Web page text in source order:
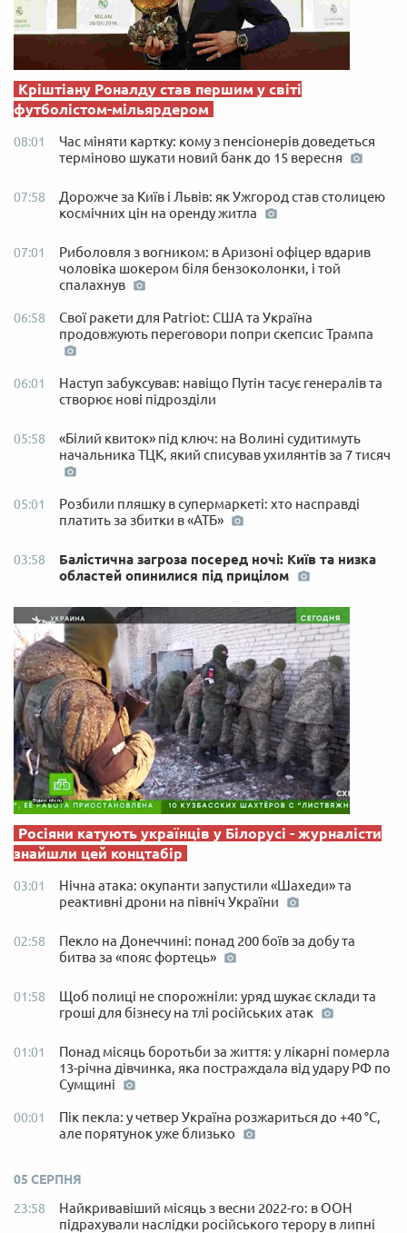
Кріштіану Роналду став першим у світі
футболістом-мільярдером
08:01
Час міняти картку: кому з пенсіонерів доведеться
терміново шукати новий банк до 15 вересня
07:58
Дорожче за Київ і Львів: як Ужгород став столицею
космічних цін на оренду житла
07:01
Риболовля з вогником: в Аризоні офіцер вдарив
чоловіка шокером біля бензоколонки, і той
спалахнув
06:58
Свої ракети для Patriot: США та Україна
продовжують переговори попри скепсис Трампа
06:01
Наступ забуксував: навіщо Путін тасує генералів та
створює нові підрозділи
05:58
«Білий квиток» під ключ: на Волині судитимуть
начальника ТЦК, який списував ухилянтів за 7 тисяч
05:01
Розбили пляшку в супермаркеті: хто насправді
платить за збитки в «АТБ»
03:58
Балістична загроза посеред ночі: Київ та низка
областей опинилися під прицілом
Росіяни катують українців у Білорусі - журналісти
знайшли цей концтабір
03:01
Нічна атака: окупанти запустили «Шахеди» та
реактивні дрони на північ України
02:58
Пекло на Донеччині: понад 200 боїв за добу та
битва за «пояс фортець»
01:58
Щоб полиці не спорожніли: уряд шукає склади та
гроші для бізнесу на тлі російських атак
01:01
Понад місяць боротьби за життя: у лікарні померла
13-річна дівчинка, яка постраждала від удару РФ по
Сумщині
00:01
Пік пекла: у четвер Україна розжариться до +40 °C,
але порятунок уже близько
05 СЕРПНЯ
23:58
Найкривавіший місяць з весни 2022-го: в ООН
підрахували наслідки російського терору в липні